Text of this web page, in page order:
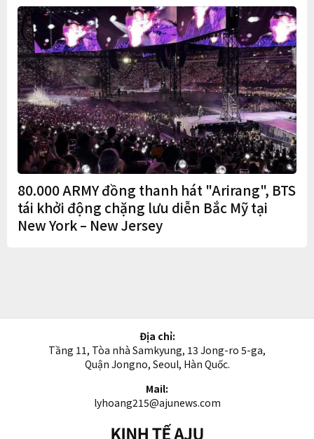
80.000 ARMY đồng thanh hát "Arirang", BTS
tái khởi động chặng lưu diễn Bắc Mỹ tại
New York – New Jersey
Địa chỉ:
Tầng 11, Tòa nhà Samkyung, 13 Jong-ro 5-ga,
Quận Jongno, Seoul, Hàn Quốc.
Mail:
lyhoang215@ajunews.com
Kinh